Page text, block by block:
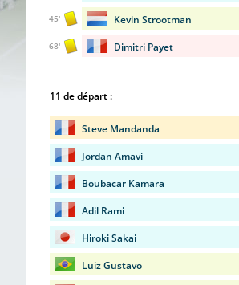
Kevin Strootman
45'
Dimitri Payet
68'
11 de départ :
Steve Mandanda
Jordan Amavi
Boubacar Kamara
Adil Rami
Hiroki Sakai
Luiz Gustavo